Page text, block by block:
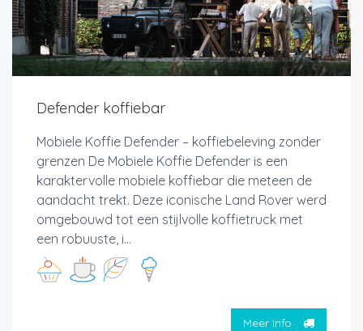
Defender koffiebar
Mobiele Koffie Defender – koffiebeleving zonder
grenzen De Mobiele Koffie Defender is een
karaktervolle mobiele koffiebar die meteen de
aandacht trekt. Deze iconische Land Rover werd
omgebouwd tot een stijlvolle koffietruck met
een robuuste, i...
Meer info